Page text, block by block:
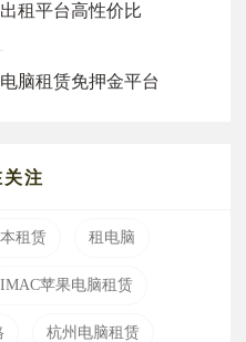
租平台高性价比
脑租赁免押金平台
注
租赁 租电脑
IMAC苹果电脑租赁
杭州电脑租赁